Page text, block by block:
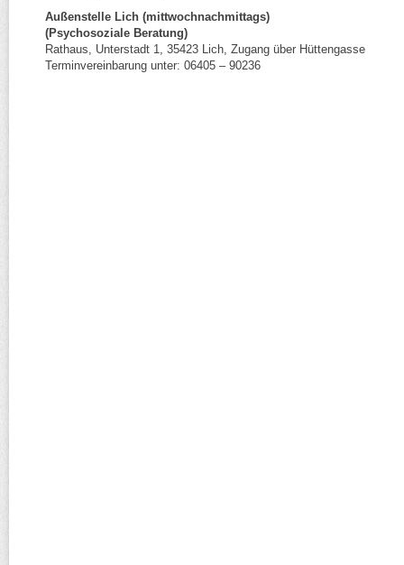
Außenstelle Lich (mittwochnachmittags)
(Psychosoziale Beratung)
Rathaus, Unterstadt 1, 35423 Lich, Zugang über Hüttengasse
Terminvereinbarung unter: 06405 – 90236